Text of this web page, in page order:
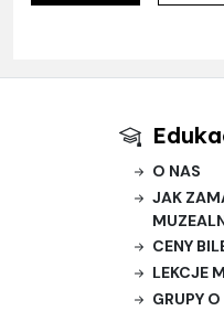
O NAS
JAK
CENY
LEKCJE
GRUPY